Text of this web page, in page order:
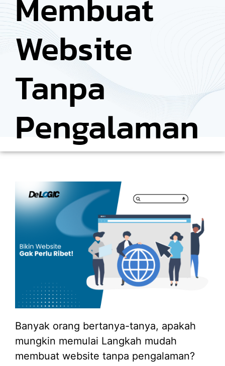
Website
Tanpa
Pengalaman
Banyak orang bertanya-tanya, apakah
mungkin memulai Langkah mudah
membuat website tanpa pengalaman?